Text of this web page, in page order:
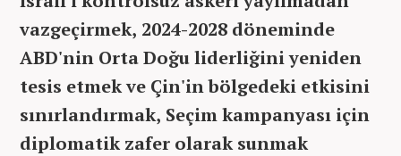
vazgeçirmek, 2024-2028 döneminde
ABD'nin Orta Doğu liderliğini yeniden
tesis etmek ve Çin'in bölgedeki etkisini
sınırlandırmak, Seçim kampanyası için
diplomatik zafer olarak sunmak